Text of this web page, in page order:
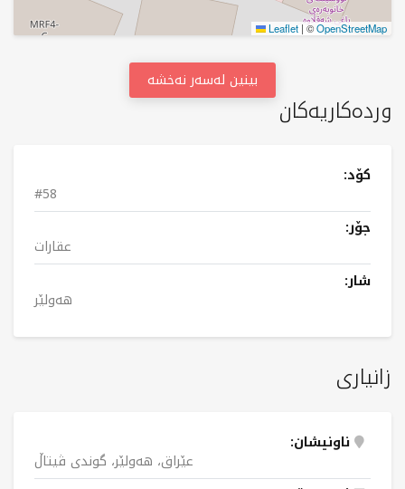
وردەکاریەکان
کۆد:
#58
جۆر:
عقارات
شار:
هەولێر
زانیاری
ناونیشان:
عێراق، هەولێر، گوندی ڤیتاڵ
Leaflet | ©OpenStreetMap
بینین لەسەر نەخشە